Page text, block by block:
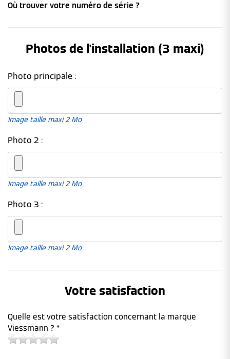
Où trouver votre numéro de série ?
Photos de l'installation (3 maxi)
Photo principale :
Image taille maxi 2 Mo
Photo 2 :
Image taille maxi 2 Mo
Photo 3 :
Image taille maxi 2 Mo
Votre satisfaction
Quelle est votre satisfaction concernant la marque
Viessmann ? *